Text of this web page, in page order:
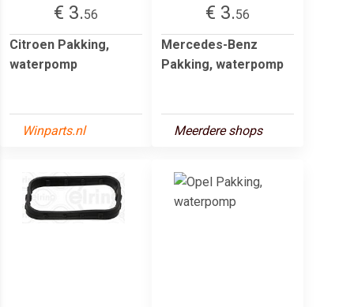
€ 3.56
Citroen Pakking,
waterpomp
Winparts.nl
€ 3.56
Mercedes-Benz
Pakking, waterpomp
Meerdere shops